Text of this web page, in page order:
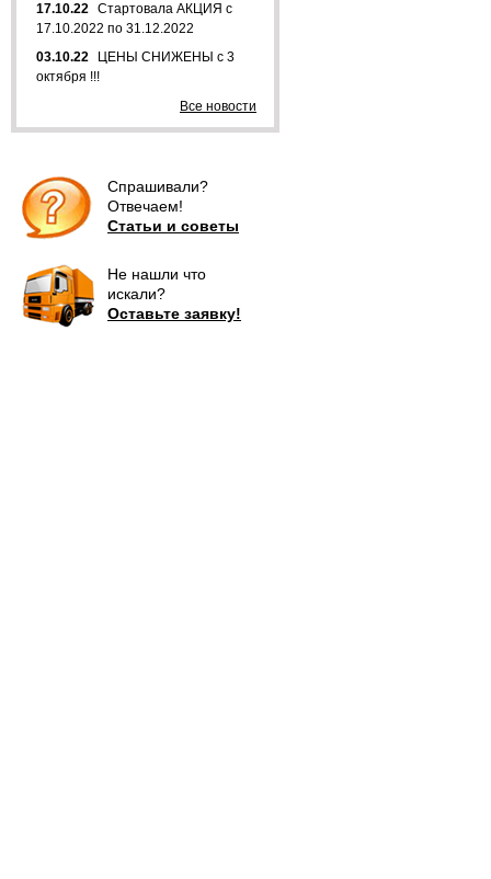
17.10.22 Стартовала АКЦИЯ с
17.10.2022 по 31.12.2022
03.10.22
ЦЕНЫ СНИЖЕНЫ с 3
октября !!!
Все новости
Спрашивали?
Отвечаем!
Статьи и советы
Не нашли что
искали?
Оставьте заявку!